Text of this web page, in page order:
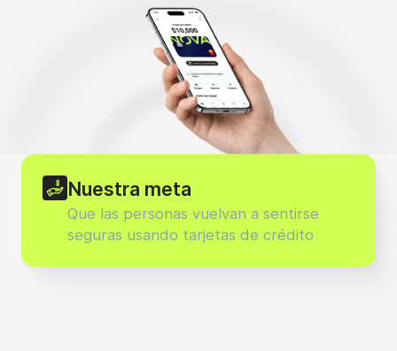
Nuestra meta
Que las personas vuelvan a sentirse
seguras usando tarjetas de crédito